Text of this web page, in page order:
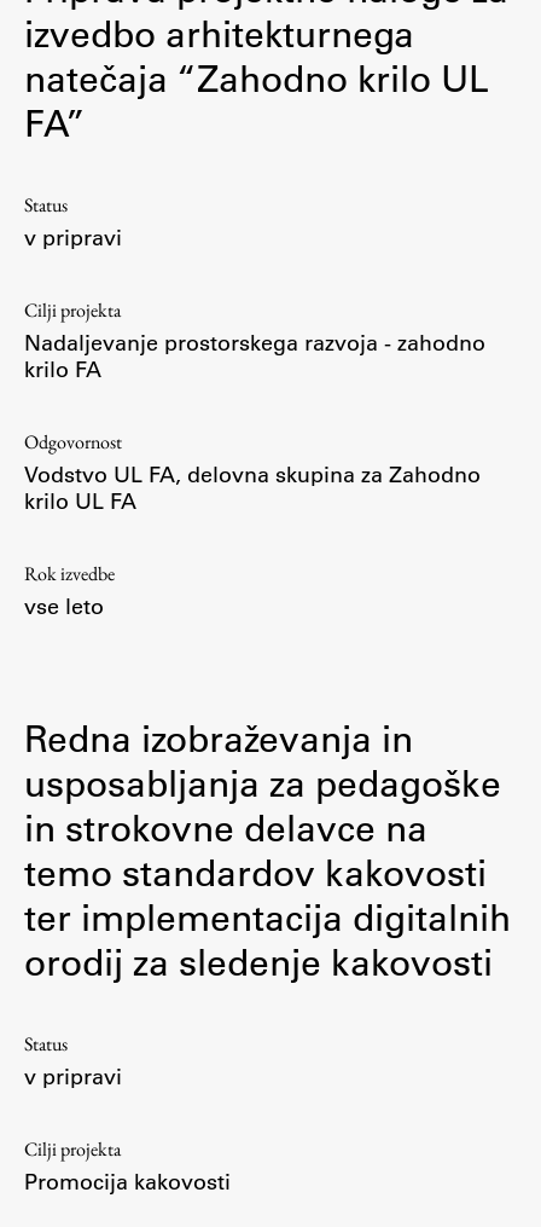
izvedbo arhitekturnega
natečaja “Zahodno krilo UL
FA”
Status
v pripravi
Cilji projekta
Nadaljevanje prostorskega razvoja - zahodno
krilo FA
Odgovornost
Vodstvo UL FA, delovna skupina za Zahodno
krilo UL FA
Rok izvedbe
vse leto
Redna izobraževanja in
usposabljanja za pedagoške
in strokovne delavce na
temo standardov kakovosti
ter implementacija digitalnih
orodij za sledenje kakovosti
Status
v pripravi
Cilji projekta
Promocija kakovosti